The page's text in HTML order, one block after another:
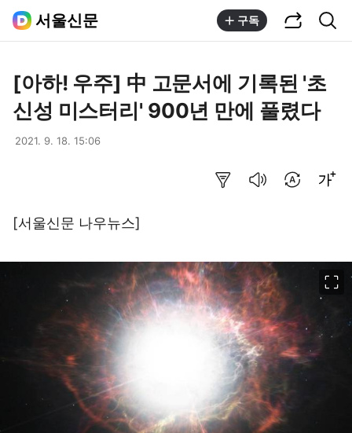
서울신문 구독
[아하! 우주] 中 고문서에 기록된 '초
신성 미스터리' 900년 만에 풀렸다
2021. 9. 18. 15:06
[서울신문 나우뉴스]